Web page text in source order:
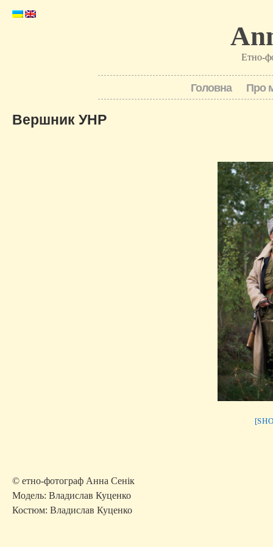
Етно-
Головна Про
Вершник УНР
© етно-фотограф Анна Сенік
Модель: Владислав Куценко
Костюм: Владислав Куценко